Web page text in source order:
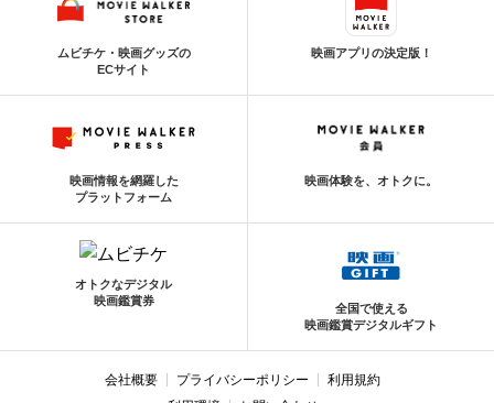
ムビチケ・映画グッズの
ECサイト
映画アプリの決定版！
映画情報を網羅した
プラットフォーム
映画体験を、オトクに。
オトクなデジタル
映画鑑賞券
全国で使える
映画鑑賞デジタルギフト
会社概要 プライバシーポリシー
利用規約